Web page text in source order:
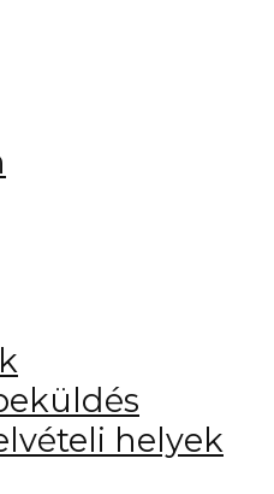
helyek